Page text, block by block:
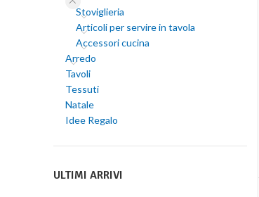
Stoviglieria
Articoli per servire in tavola
Accessori cucina
Arredo
Tavoli
Tessuti
Natale
Idee Regalo
ULTIMI ARRIVI